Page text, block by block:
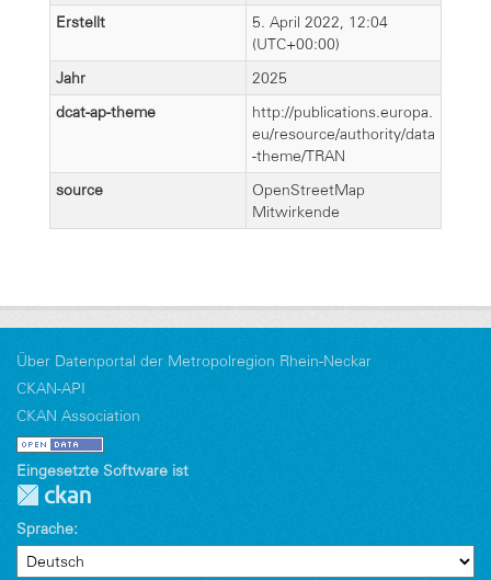
Erstellt
5. April 2022, 12:04
(UTC+00:00)
Jahr
2025
dcat-ap-theme
http://publications.europa.
eu/resource/authority/data
-theme/TRAN
source
OpenStreetMap
Mitwirkende
Über Datenportal der Metropolregion Rhein-Neckar
CKAN-API
CKAN Association
Eingesetzte Software ist
Sprache